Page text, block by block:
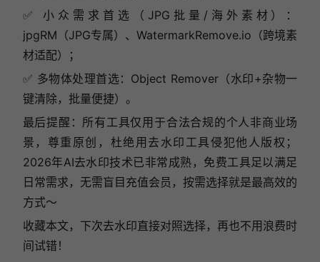
✅ 小众需求首选（JPG批量/海外素材）：
jpgRM（JPG专属）、WatermarkRemove.io（跨境素
材适配）；
✅ 多物体处理首选：Object Remover（水印+杂物一
键清除，批量便捷）。
最后提醒：所有工具仅用于合法合规的个人非商业场
景，尊重原创，杜绝用去水印工具侵犯他人版权；
2026年AI去水印技术已非常成熟，免费工具足以满足
日常需求，无需盲目充值会员，按需选择就是最高效的
方式～
收藏本文，下次去水印直接对照选择，再也不用浪费时
间试错！